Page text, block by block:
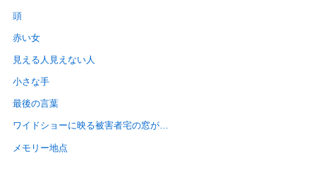
頭
赤い女
見える人見えない人
小さな手
最後の言葉
ワイドショーに映る被害者宅の窓が…
メモリー地点